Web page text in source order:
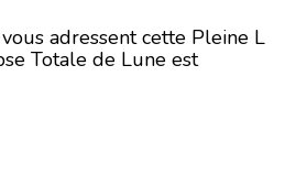
adressent cette Pleine L
Totale de Lune est